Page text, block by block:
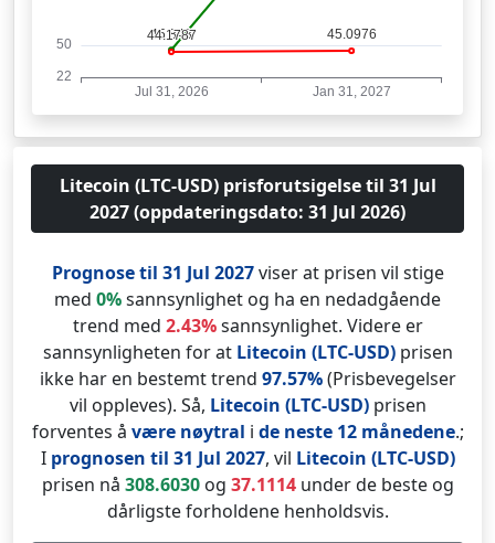
Litecoin (LTC-USD) prisforutsigelse til 31 Jul
2027 (oppdateringsdato: 31 Jul 2026)
Prognose til 31 Jul 2027viser at prisen vil stige
med 0%sannsynlighet og ha en nedadgående
trend med 2.43%sannsynlighet. Videre er
sannsynligheten for at Litecoin (LTC-USD)prisen
ikke har en bestemt trend 97.57%(Prisbevegelser
vil oppleves). Så, Litecoin (LTC-USD)prisen
forventes å være nøytral i de neste 12 månedene.;
I prognosen til 31 Jul 2027, vil Litecoin (LTC-USD)
prisen nå 308.6030og 37.1114under de beste og
dårligste forholdene henholdsvis.